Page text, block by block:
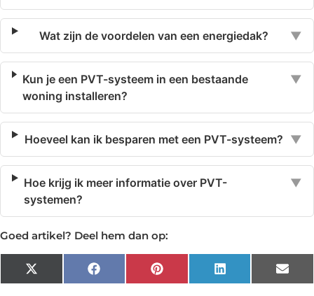
Wat zijn de voordelen van een energiedak? ▼
Kun je een PVT-systeem in een bestaande
woning installeren?
▼
Hoeveel kan ik besparen met een PVT-systeem? ▼
Hoe krijg ik meer informatie over PVT-
systemen?
▼
Goed artikel? Deel hem dan op:
X
(Twitter)
Facebook Pinterest LinkedIn